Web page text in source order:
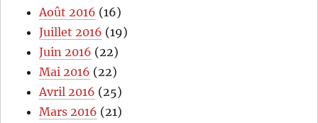
Août 2016 (16)
Juillet 2016 (19)
Juin 2016 (22)
Mai 2016 (22)
Avril 2016 (25)
Mars 2016 (21)